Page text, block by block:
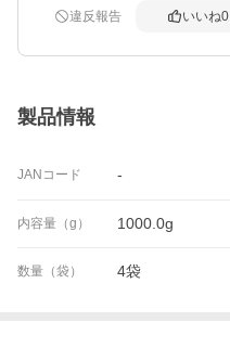
違反報告 いいね0
製品情報
JANコード -
内容量（g） 1000.0g
数量（袋） 4袋